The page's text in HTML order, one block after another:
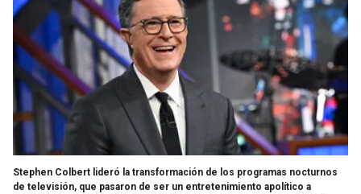
Stephen Colbert lideró la transformación de los programas nocturnos
de televisión, que pasaron de ser un entretenimiento apolítico a